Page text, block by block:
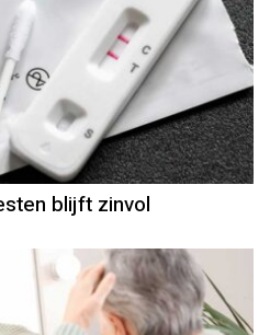
blijft zinvol